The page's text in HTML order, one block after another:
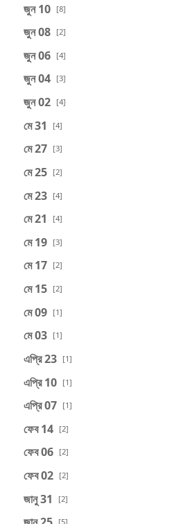
জুন 10 [8]
জুন 08 [2]
জুন 06 [4]
জুন 04 [3]
জুন 02 [4]
মে 31 [4]
মে 27 [3]
মে 25 [2]
মে 23 [4]
মে 21 [4]
মে 19 [3]
মে 17 [2]
মে 15 [2]
মে 09 [1]
মে 03 [1]
এপ্রি 23 [1]
এপ্রি 10 [1]
এপ্রি 07 [1]
ফেব 14 [2]
ফেব 06 [2]
ফেব 02 [2]
জানু 31 [2]
[5]